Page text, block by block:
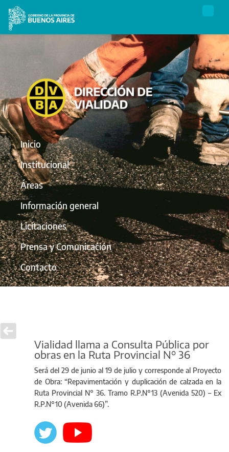
Inicio
Institucional
Áreas
Información general
Licitaciones
Prensa y Comunicación
Contacto
Vialidad llama a Consulta Pública por
obras en la Ruta Provincial N° 36
Será del 29 de junio al 19 de julio y corresponde al Proyecto
de Obra: “Repavimentación y duplicación de calzada en la
Ruta Provincial N° 36. Tramo R.P.N°13 (Avenida 520) – Ex
R.P.N°10 (Avenida 66)”.